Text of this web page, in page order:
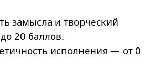
замысла и творческий
20 баллов.
исполнения — от 0